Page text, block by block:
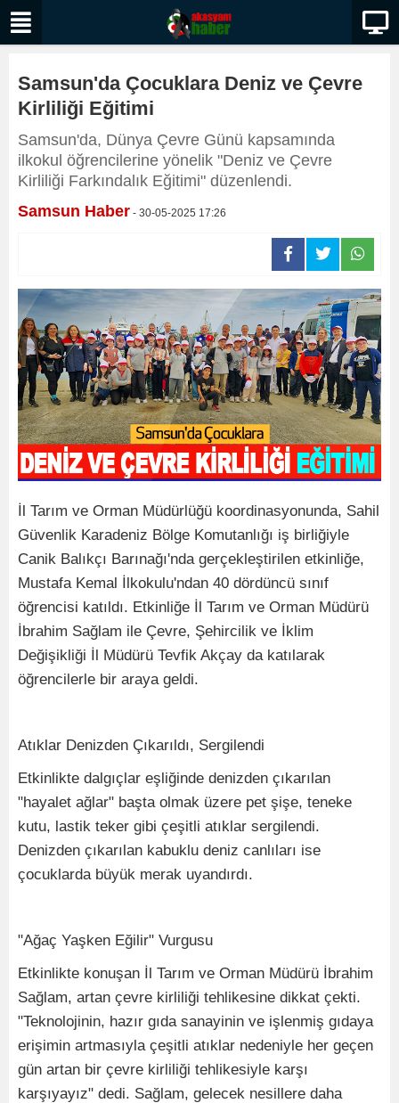
Samsun'da Çocuklara Deniz ve Çevre
Kirliliği Eğitimi
Samsun'da, Dünya Çevre Günü kapsamında
ilkokul öğrencilerine yönelik "Deniz ve Çevre
Kirliliği Farkındalık Eğitimi" düzenlendi.
Samsun Haber - 30-05-2025 17:26
İl Tarım ve Orman Müdürlüğü koordinasyonunda, Sahil
Güvenlik Karadeniz Bölge Komutanlığı iş birliğiyle
Canik Balıkçı Barınağı'nda gerçekleştirilen etkinliğe,
Mustafa Kemal İlkokulu'ndan 40 dördüncü sınıf
öğrencisi katıldı. Etkinliğe İl Tarım ve Orman Müdürü
İbrahim Sağlam ile Çevre, Şehircilik ve İklim
Değişikliği İl Müdürü Tevfik Akçay da katılarak
öğrencilerle bir araya geldi.
Atıklar Denizden Çıkarıldı, Sergilendi
Etkinlikte dalgıçlar eşliğinde denizden çıkarılan
"hayalet ağlar" başta olmak üzere pet şişe, teneke
kutu, lastik teker gibi çeşitli atıklar sergilendi.
Denizden çıkarılan kabuklu deniz canlıları ise
çocuklarda büyük merak uyandırdı.
"Ağaç Yaşken Eğilir" Vurgusu
Etkinlikte konuşan İl Tarım ve Orman Müdürü İbrahim
Sağlam, artan çevre kirliliği tehlikesine dikkat çekti.
"Teknolojinin, hazır gıda sanayinin ve işlenmiş gıdaya
erişimin artmasıyla çeşitli atıklar nedeniyle her geçen
gün artan bir çevre kirliliği tehlikesiyle karşı
karşıyayız" dedi. Sağlam, gelecek nesillere daha